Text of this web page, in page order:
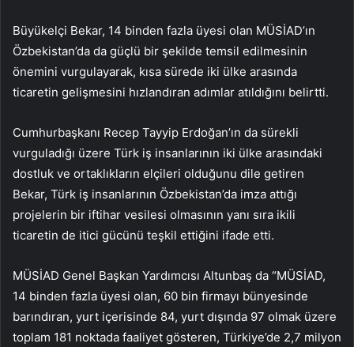
Büyükelçi Bekar, 14 binden fazla üyesi olan MÜSİAD’ın
Özbekistan’da da güçlü bir şekilde temsil edilmesinin
önemini vurgulayarak, kısa sürede iki ülke arasında
ticaretin gelişmesini hızlandıran adımlar atıldığını belirtti.
Cumhurbaşkanı Recep Tayyip Erdoğan’ın da sürekli
vurguladığı üzere Türk iş insanlarının iki ülke arasındaki
dostluk ve ortaklıkların elçileri olduğunu dile getiren
Bekar, Türk iş insanlarının Özbekistan’da imza attığı
projelerin bir iftihar vesilesi olmasının yanı sıra ikili
ticaretin de itici gücünü teşkil ettiğini ifade etti.
MÜSİAD Genel Başkan Yardımcısı Altunbaş da “MÜSİAD,
14 binden fazla üyesi olan, 60 bin firmayı bünyesinde
barındıran, yurt içerisinde 84, yurt dışında 97 olmak üzere
toplam 181 noktada faaliyet gösteren, Türkiye’de 2,7 milyon